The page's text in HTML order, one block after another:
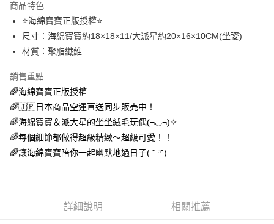
Apple Pay
街口支付
AFTEE先享後付
相關說明
AFTEE先享後付是「在收到商品之後才付款」的支付方式。 讓您購物簡單
便利好安心！
１．簡單：不需註冊會員、不需綁卡、不需儲值。
２．便利：只要手機號碼，簡訊認證，即可結帳。
１．於結帳方式選擇「AFTEE先享後付」後，將跳轉至「AFTEE先享後付」
結帳頁面，進行簡訊認證並確認金額後，即可完成結帳。
ATM付款
運送方式
付款後全家取貨
商品特色
⭐️海綿寶寶正版授權⭐️
尺寸：海綿寶寶約18×18×11/大派星約20×16×10CM(坐姿)
材質：聚脂纖維
銷售重點
🌈海綿寶寶正版授權
🌈🇯🇵日本商品空運直送同步販売中！
🌈海綿寶寶＆派大星的坐坐絨毛玩偶(¬◡¬)✧
🌈每個細節都做得超級精緻～超級可愛！！
🌈讓海綿寶寶陪你一起幽默地過日子( ˘ ³˘)
詳細說明 相關推薦